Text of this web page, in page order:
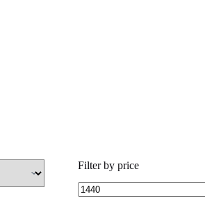
Filter by price
Precio
mínimo